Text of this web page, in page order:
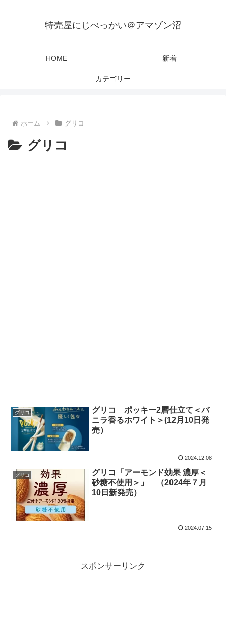
特売屋にじべっかい＠アマゾン沼
HOME 新着
カテゴリー
ホーム グリコ
グリコ
グリコ
グリコ ポッキー2層仕立て＜バ
ニラ香るホワイト＞(12月10日発
売）
2024.12.08
グリコ
グリコ「アーモンド効果 濃厚＜
砂糖不使用＞」 （2024年７月
10日新発売）
2024.07.15
スポンサーリンク